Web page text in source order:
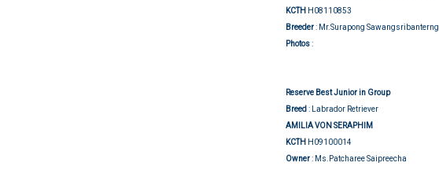
KCTH H08110853
Breeder: Mr.Surapong Sawangsribanterng
Photos:
Reserve Best Junior in Group
Breed : Labrador Retriever
AMILIA VON SERAPHIM
KCTH H09100014
Owner: Ms.Patcharee Saipreecha